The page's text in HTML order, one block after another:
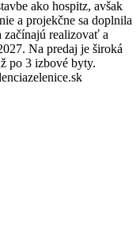
ako hospitz, avšak
a projekčne sa doplnila
začínajú realizovať a
Na predaj je široká
po 3 izbové byty.